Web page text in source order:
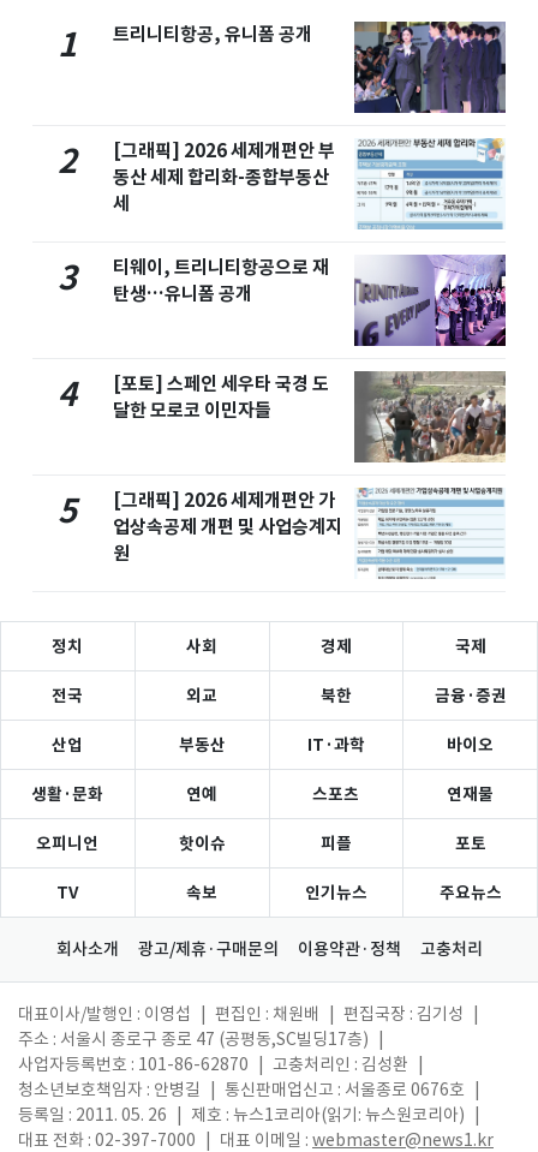
1 트리니티항공, 유니폼 공개
2
[그래픽] 2026 세제개편안 부
동산 세제 합리화-종합부동산
세
3
티웨이, 트리니티항공으로 재
탄생…유니폼 공개
4
[포토] 스페인 세우타 국경 도
달한 모로코 이민자들
5
[그래픽] 2026 세제개편안 가
업상속공제 개편 및 사업승계지
원
정치 사회 경제 국제
전국 외교 북한 금융·증권
산업 부동산 IT·과학 바이오
생활·문화 연예 스포츠 연재물
오피니언 핫이슈 피플 포토
TV 속보 인기뉴스 주요뉴스
회사소개 광고/제휴·구매문의 이용약관·정책 고충처리
대표이사/발행인 : 이영섭 편집인 : 채원배 편집국장 : 김기성
주소 : 서울시 종로구 종로 47 (공평동,SC빌딩17층)
사업자등록번호 : 101-86-62870
고충처리인 : 김성환
청소년보호책임자 : 안병길
통신판매업신고 : 서울종로 0676호
등록일 : 2011. 05. 26
제호 : 뉴스1코리아(읽기: 뉴스원코리아)
대표 전화 : 02-397-7000
대표 이메일 : webmaster@news1.kr